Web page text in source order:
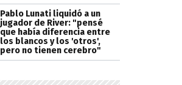
Pablo Lunati liquidó a un
jugador de River: "pensé
que había diferencia entre
los blancos y los 'otros',
pero no tienen cerebro"